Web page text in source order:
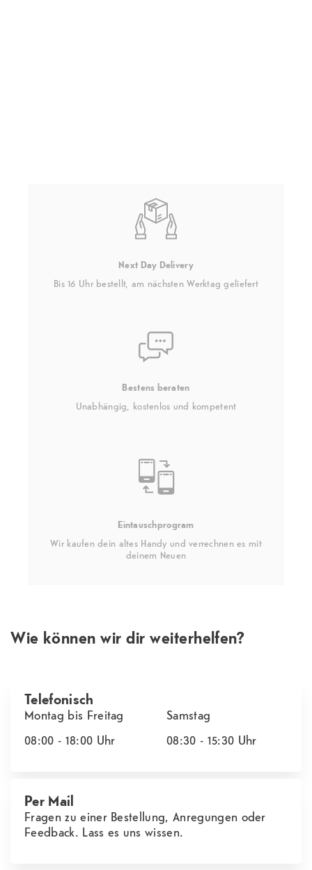
Next Day Delivery
Bis 16 Uhr bestellt, am nächsten Werktag geliefert
Bestens beraten
Unabhängig, kostenlos und kompetent
Eintauschprogram
Wir kaufen dein altes Handy und verrechnen es mit
deinem Neuen
Wie können wir dir weiterhelfen?
Telefonisch
Montag bis Freitag
08:00 - 18:00 Uhr
Samstag
08:30 - 15:30 Uhr
Per Mail
Fragen zu einer Bestellung, Anregungen oder
Feedback. Lass es uns wissen.